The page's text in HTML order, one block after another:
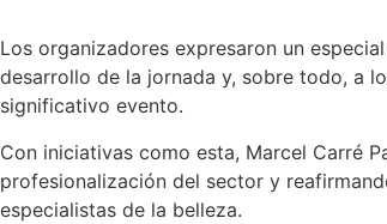
Los organizadores expresaron un
desarrollo de la jornada y, sobre todo, a
significativo evento.
Con iniciativas como esta, Marcel Carré
profesionalización del sector y
especialistas de la belleza.